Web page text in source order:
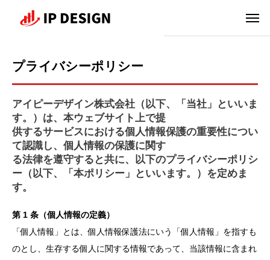
プライバシーポリシー
アイピーデザイン株式会社（以下、「当社」といいま
す。）は、本ウェブサイト上で提
供するサービスにおける個人情報保護の重要性につい
て認識し、個人情報の保護に関す
る法律を遵守すると共に、以下のプライバシーポリシ
ー（以下、「本ポリシー」といいます。）を定めま
す。
第 1 条（個人情報の定義）
「個人情報」とは、個人情報保護法にいう「個人情報」を指すも
のとし、生存する個人に関する情報であって、当該情報に含まれ